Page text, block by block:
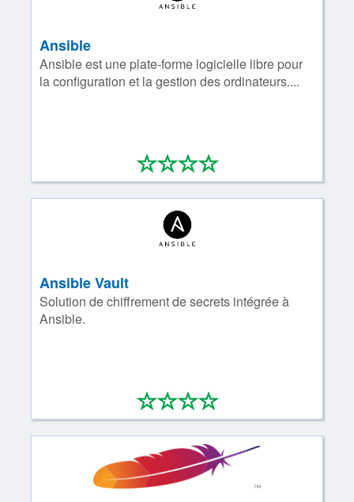
Ansible
Ansible est une plate-forme logicielle libre pour
la configuration et la gestion des ordinateurs....
****
0/4
Ansible Vault
Solution de chiffrement de secrets intégrée à
Ansible.
****
0/4